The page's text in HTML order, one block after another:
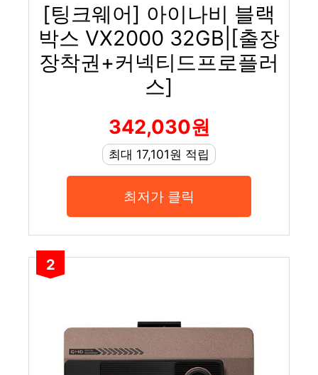
[팅크웨어] 아이나비 블랙
박스 VX2000 32GB|[출장
장착권+커넥티드프로플러
스]
342,030원
최대 17,101원 적립
최저가 클릭
2